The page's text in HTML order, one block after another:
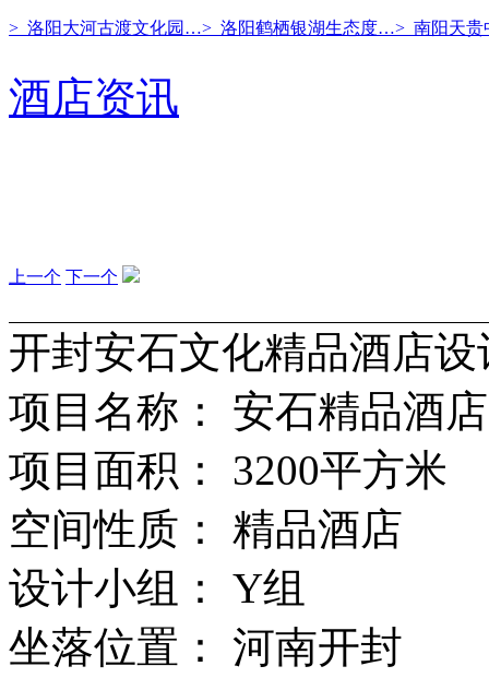
> 洛阳大河古渡文化园…> 洛阳鹤栖银湖生态度…> 南阳天
酒店资讯
上一个 下一个
开封安石文化精品酒店设
项目名称： 安石精品酒店
项目面积： 3200平方米
空间性质： 精品酒店
设计小组： Y组
坐落位置： 河南开封